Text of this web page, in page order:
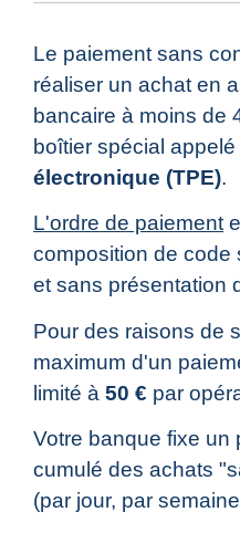
Le paiement sans
réaliser un achat en
bancaire à moins de
boîtier spécial appelé
électronique (TPE).
L'ordre de paiement
composition de code
et sans présentation
Pour des raisons de
maximum d'un
limité à 50 € par
Votre banque fixe un
cumulé des achats
(par jour, par